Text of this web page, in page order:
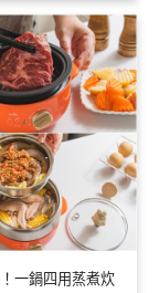
一鍋四用蒸煮炊